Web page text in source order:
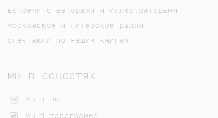
встречи с авторами и иллюстраторами
московское и питерское ралли
спектакли по нашим книгам
мы в соцсетях
мы в вк
мы в телеграмме